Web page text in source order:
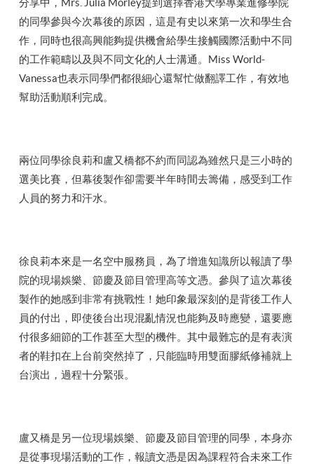
分享中，Mrs. Julia Morley提到選擇香港大學專業進修學院
的同學參與今次幕後的原因，這是有史以來第一次和學生合
作，同時也很高興能夠提供機會給學生接觸國際活動中不同
的工作範疇以及與不同文化的人士溝通。Miss World-
Vanessa也表示同學們都很細心還幫忙做翻譯工作，有效地
幫助活動順利完成。
兩位同學徐良莉和盧又橋都不約而同認為雖然只是三小時的
選美比賽，但幕後製作卻需要半年時間去籌備，感受到工作
人員的努力和汗水。
徐良莉本來是一名空中服務員，為了增進知識所以報讀了學
院的現場娛樂、節慶及節目管理高等文憑。參與了這次幕後
製作的她感到非常有挑戰性！她印象最深刻的是背後工作人
員的付出，即使後台出現混亂情況也能夠及時應變，還要應
付很多細節的工作甚至大型的機件。其中最難忘的是有表演
者的鞋扣在上台前突然掉了，只能臨時用雙面膠紙修補就上
台演出，過程十分緊張。
盧又橋是另一位現場娛樂、節慶及節目管理的同學，本身亦
是從事現場活動的工作，報讀文憑是因為課程符合未來工作